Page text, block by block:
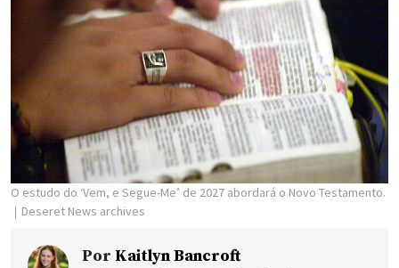
O estudo do ‘Vem, e Segue-Me’ de 2027 abordará o Novo Testamento.
Deseret News archives
Por Kaitlyn Bancroft